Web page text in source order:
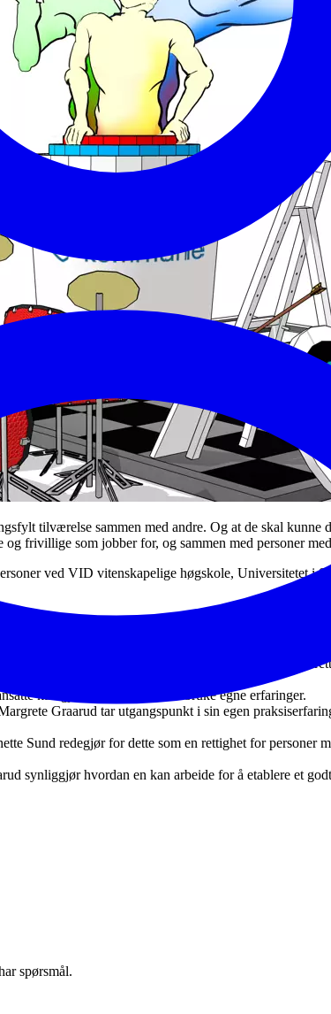
tilværelse sammen med andre. Og at de skal
frivillige som jobber for, og sammen med personer
ved VID vitenskapelige høgskole, Universitetet i
Inger Marie Lid presenterer FNs konvensjon om
kan gjøre dette gjennom å bruke egne erfaringer.
Graarud tar utgangspunkt i sin egen
Sund redegjør for dette som en rettighet for
synliggjør hvordan en kan arbeide for å etablere et
spørsmål.